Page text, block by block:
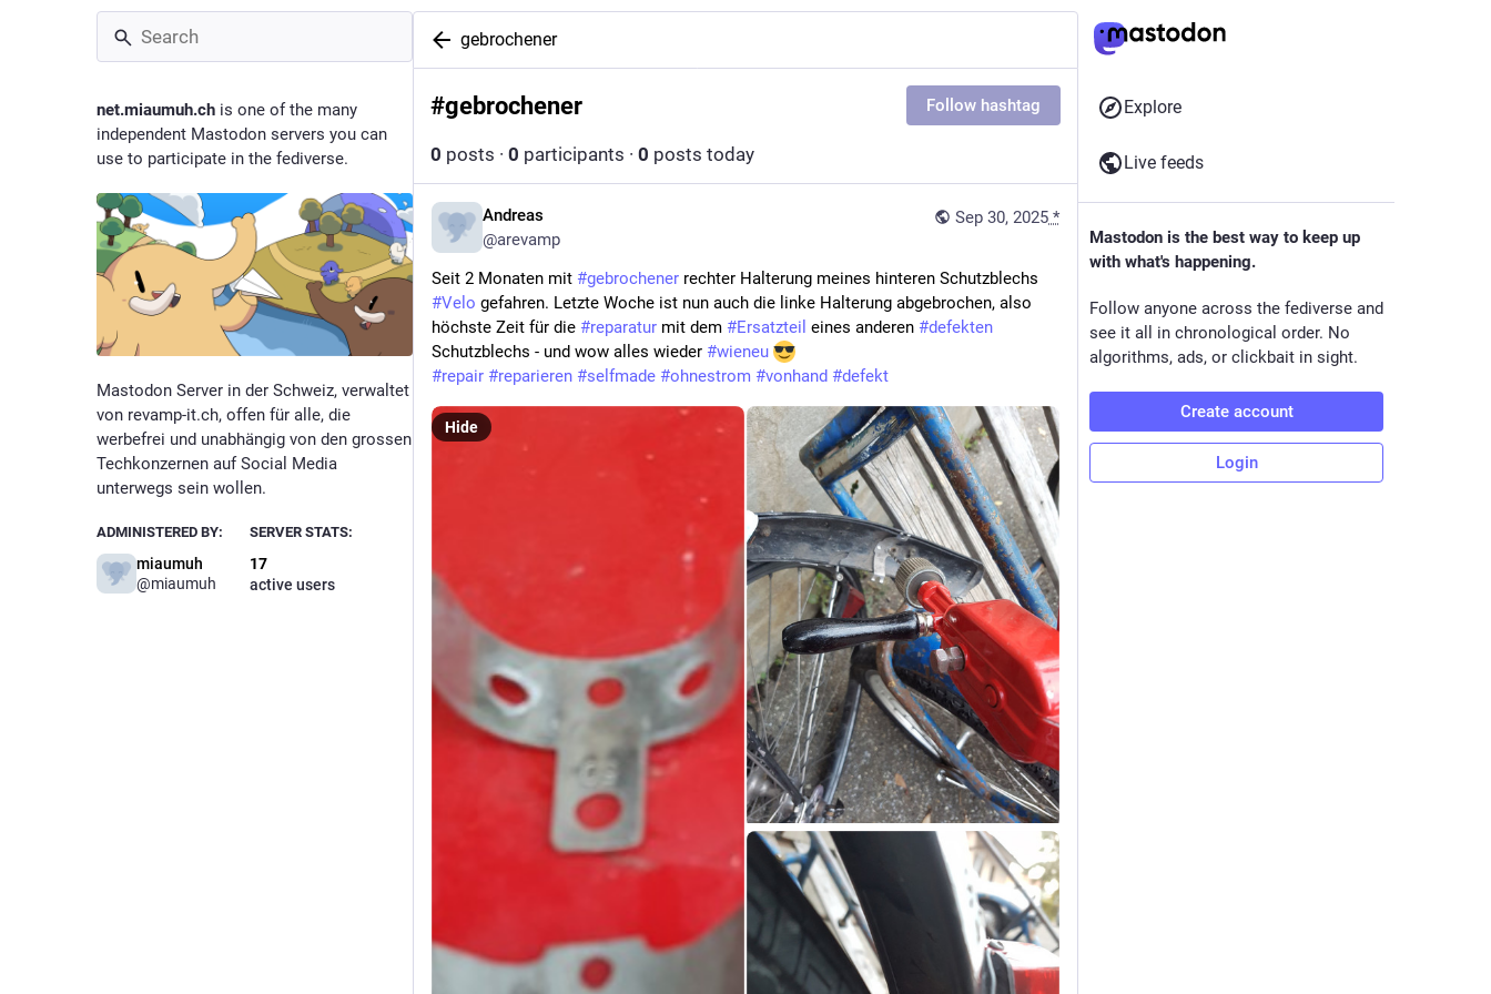
net.miaumuh.ch is one of the many
independent Mastodon servers you can
use to participate in the fediverse.
Mastodon Server in der Schweiz, verwaltet
von revamp-it.ch, offen für alle, die
werbefrei und unabhängig von den grossen
Techkonzernen auf Social Media
unterwegs sein wollen.
ADMINISTERED BY:
miaumuh
@miaumuh
SERVER STATS:
17
active users
gebrochener
#gebrochener Follow hashtag
0 posts · 0 participants · 0 posts today
Sep 30, 2025 *
Andreas
@arevamp
Seit 2 Monaten mit #gebrochener
#Velo gefahren. Letzte Woche ist nun auch die linke Halterung abgebrochen, also
höchste Zeit für die #reparatur mit dem #Ersatzteil eines anderen #defekten
Schutzblechs - und wow alles wieder #wieneu
#repair #reparieren #selfmade #ohnestrom #vonhand #defekt
Hide
Explore
Live feeds
Mastodon is the best way to keep up
with what's happening.
Follow anyone across the fediverse and
see it all in chronological order. No
algorithms, ads, or clickbait in sight.
Create account
Login